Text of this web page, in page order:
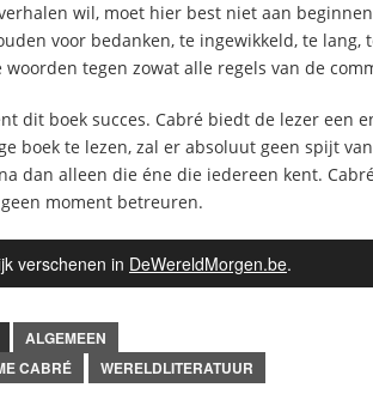
wil, moet hier best niet aan
voor bedanken, te ingewikkeld, te
tegen zowat alle regels van de
dit boek succes. Cabré biedt de lezer een
boek te lezen, zal er absoluut geen spijt
dan alleen die éne die iedereen kent.
moment betreuren.
verschenen in DeWereldMorgen.be.
ALGEMEEN
CABRÉ WERELDLITERATUUR